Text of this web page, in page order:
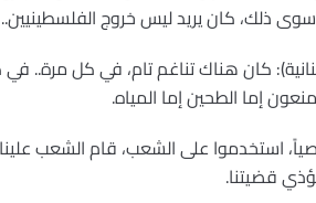
وسوى ذلك، كان يريد ليس خروج
كان هناك تناغم تام، في كل
إما الطحين إما المياه.
استخدموا على الشعب، قام الشعب
قضيتنا.